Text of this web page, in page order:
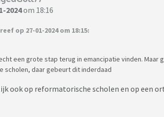
2024om 18:16
op 27-01-2024 om 18:15:
een grote stap terug in emancipatie vinden. Maar
scholen, daar gebeurt dit inderdaad
ook op reformatorische scholen en op een